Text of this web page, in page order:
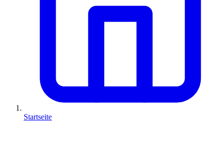
Startseite